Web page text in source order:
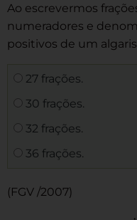
Ao escrevermos
numeradores e
positivos de um
27 frações.
30 frações.
32 frações.
36 frações.
(FGV /2007)